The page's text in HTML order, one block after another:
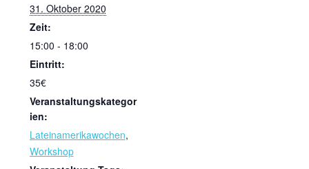
31. Oktober 2020
Zeit:
15:00 - 18:00
Eintritt:
35€
Veranstaltungskategor
ien:
Lateinamerikawochen,
Workshop